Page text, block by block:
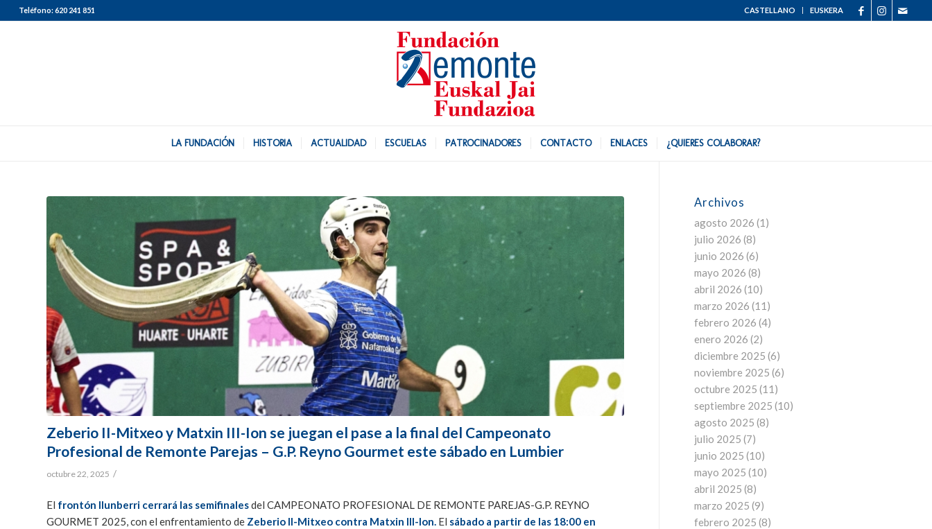
CASTELLANO EUSKERA
Teléfono:620 241 851
LA FUNDACIÓN HISTORIA ACTUALIDAD ESCUELAS PATROCINADORES CONTACTO ENLACES ¿QUIERES COLABORAR?
Zeberio II-Mitxeo y Matxin III-Ion se juegan el pase a la final del Campeonato
Profesional de Remonte Parejas – G.P. Reyno Gourmet este sábado en Lumbier
octubre 22, 2025 /
El frontón Ilunberri cerrará las semifinalesdel CAMPEONATO PROFESIONAL DE REMONTE PAREJAS-G.P. REYNO
GOURMET 2025, con el enfrentamiento de Zeberio II-Mitxeo contra Matxin III-Ion. El sábado a partir de las 18:00 en
Archivos
agosto 2026 (1)
julio 2026 (8)
junio 2026 (6)
mayo 2026 (8)
abril 2026 (10)
marzo 2026 (11)
febrero 2026 (4)
enero 2026 (2)
diciembre 2025 (6)
noviembre 2025 (6)
octubre 2025 (11)
septiembre 2025 (10)
agosto 2025 (8)
julio 2025 (7)
junio 2025 (10)
mayo 2025 (10)
abril 2025 (8)
marzo 2025 (9)
febrero 2025 (8)